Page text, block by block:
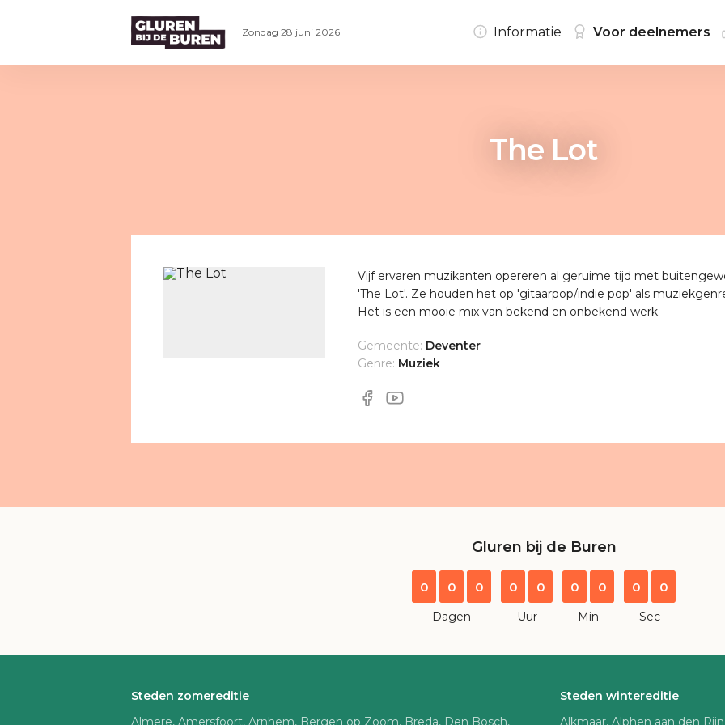
The Lot
Vijf ervaren muzikanten opereren al geruime tijd met
'The Lot'. Ze houden het op 'gitaarpop/indie pop' als
Het is een mooie mix van bekend en onbekend werk.
Gemeente: Deventer
Genre: Muziek
Gluren bij de Buren
0 0 0
Dagen
0 0
Uur
0 0
Min
0 0
Sec
Steden zomereditie
Almere, Amersfoort, Arnhem, Bergen op Zoom, Breda, Den Bosch,
Steden wintereditie
Alkmaar, Alphen aan den
Zondag 28 juni 2026 Informatie Voor deelnemers